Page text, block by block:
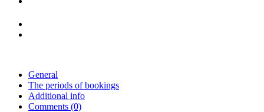
General
The periods of bookings
Additional info
Comments (0)